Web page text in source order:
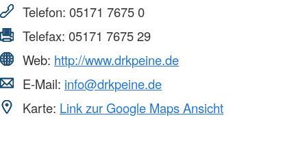
Telefon: 05171 7675 0
Telefax: 05171 7675 29
Web: http://www.drkpeine.de
E-Mail: info@drkpeine.de
Karte: Link zur Google Maps Ansicht